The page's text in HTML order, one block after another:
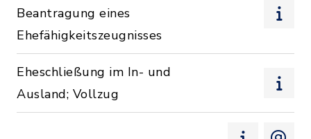
Beantragung eines
Ehefähigkeitszeugnisses
Eheschließung im In- und
Ausland; Vollzug